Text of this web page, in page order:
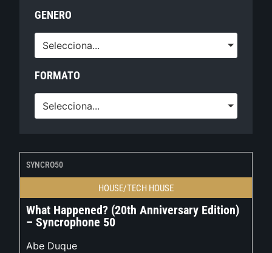
GENERO
Selecciona...
FORMATO
Selecciona...
SYNCRO50
HOUSE/TECH HOUSE
What Happened? (20th Anniversary Edition)
– Syncrophone 50
Abe Duque